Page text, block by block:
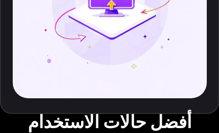
أفضل حالات الاستخدام